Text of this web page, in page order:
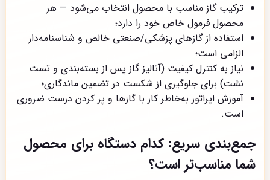
ترکیب گاز مناسب با محصول انتخاب می‌شود — هر
محصول فرمول خاص خود را دارد؛
استفاده از گازهای پزشکی/صنعتی خالص و شناسنامه‌دار
الزامی است؛
نیاز به کنترل کیفیت (آنالیز گاز پس از بسته‌بندی و تست
نشت) برای جلوگیری از شکست در تضمین ماندگاری؛
آموزش اپراتور به‌خاطر کار با گازها و پر کردن درست ضروری
است.
جمع‌بندی سریع: کدام دستگاه برای محصول
شما مناسب‌تر است؟